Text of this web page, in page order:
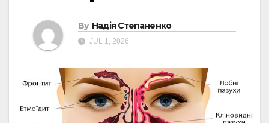
By Надія Степаненко
JUL 1, 2026